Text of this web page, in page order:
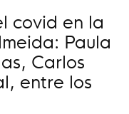
covid en la
Paula
Carlos
entre los